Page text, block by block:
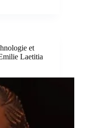
et
Laetitia